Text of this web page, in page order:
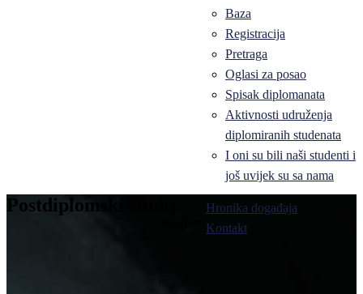
Baza
Registracija
Pretraga
Oglasi za posao
Spisak diplomanata
Aktivnosti udruženja
diplomiranih studenata
I oni su bili naši studenti i
još uvijek su sa nama
Hronika događaja
Kontakt
Postdiplomski studij